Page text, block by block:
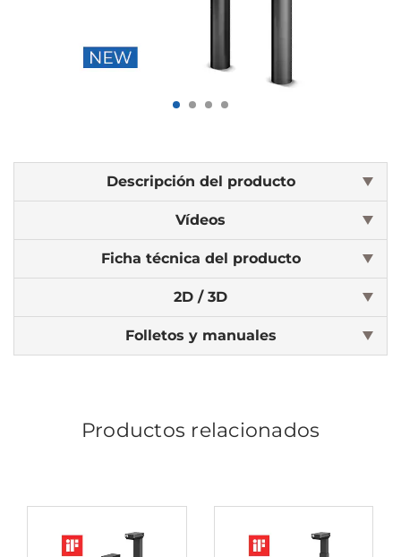
Descripción del producto
Vídeos
Ficha técnica del producto
2D / 3D
Folletos y manuales
Productos relacionados